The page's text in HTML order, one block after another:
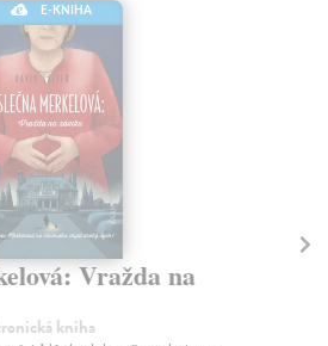
E-KNIHA
Vražda na
kniha